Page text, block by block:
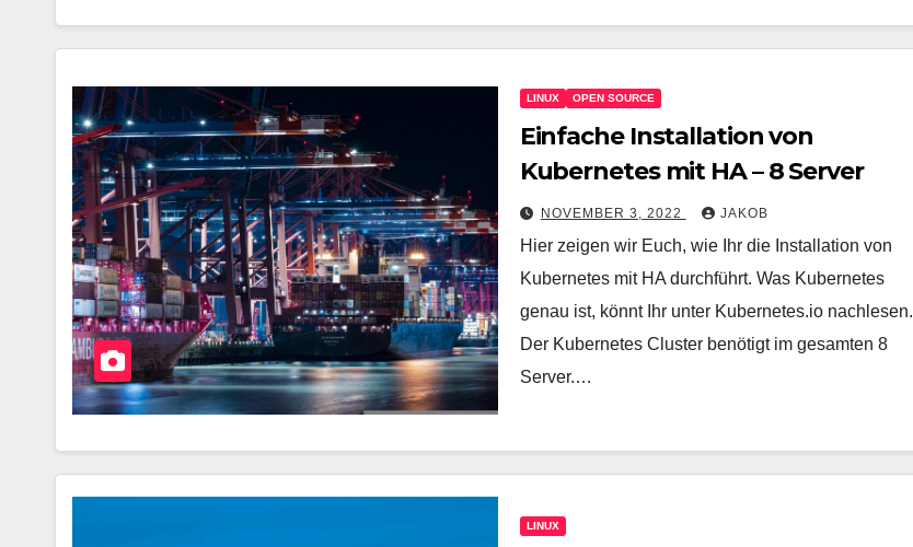
LINUX OPEN SOURCE
Einfache Installation von
Kubernetes mit HA – 8 Server
NOVEMBER 3, 2022 JAKOB
Hier zeigen wir Euch, wie Ihr die Installation von
Kubernetes mit HA durchführt. Was Kubernetes
genau ist, könnt Ihr unter Kubernetes.io nachlesen.
Der Kubernetes Cluster benötigt im gesamten 8
Server.…
LINUX